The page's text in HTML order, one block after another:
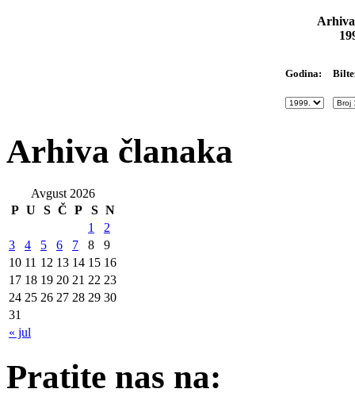
Godina:
Arhiva članaka
Avgust 2026
P U S Č P S N
« jul
1
2
3
4 5 6 7 8
9
10 11 12 13 14 15 16
17 18 19 20 21 22 23
24 25 26 27 28 29 30
31
Pratite nas na: